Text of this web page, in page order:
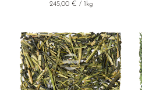
245,00 € / 1kg